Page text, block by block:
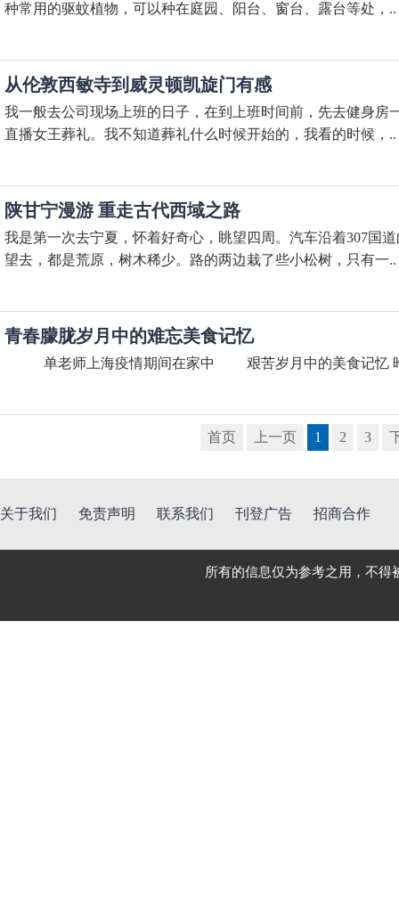
种常用的驱蚊植物，可以种在庭园、阳台、窗台、露台等处，..
从伦敦西敏寺到威灵顿凯旋门有感
我一般去公司现场上班的日子，在到上班时间前，先去健身
直播女王葬礼。我不知道葬礼什么时候开始的，我看的时候，..
陕甘宁漫游 重走古代西域之路
我是第一次去宁夏，怀着好奇心，眺望四周。汽车沿着307国
望去，都是荒原，树木稀少。路的两边栽了些小松树，只有一..
青春朦胧岁月中的难忘美食记忆
单老师上海疫情期间在家中 艰苦岁月中的美食记忆 昨
首页 上一页 1 2 3
关于我们 免责声明 联系我们 刊登广告 招商合作
所有的信息仅为参考之用，不